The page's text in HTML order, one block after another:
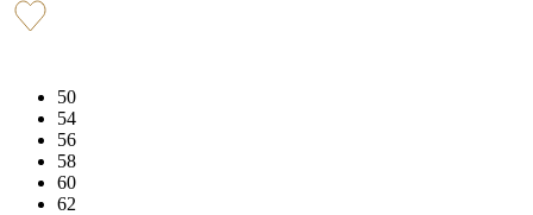
50
54
56
58
60
62